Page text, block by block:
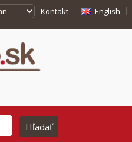
Kontakt English